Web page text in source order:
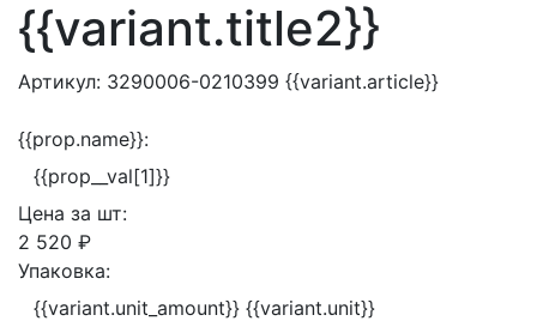
{{variant.title2}}
Артикул: 3290006-0210399 {{variant.article}}
{{prop.name}}:
{{prop__val[1]}}
Цена за шт:
2 520 ₽
Упаковка:
{{variant.unit_amount}} {{variant.unit}}